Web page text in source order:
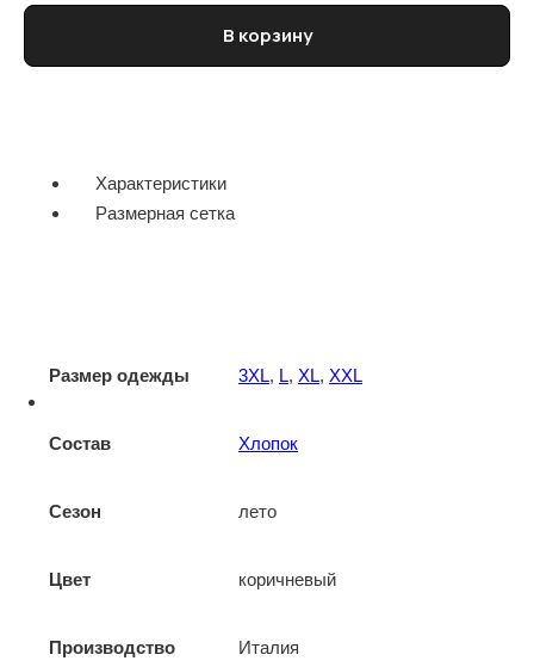
Количество товара Футболка мужская
В корзину
Характеристики
Размерная сетка
Размер одежды 3XL, L, XL, XXL
Состав Хлопок
Сезон лето
Цвет коричневый
Производство Италия